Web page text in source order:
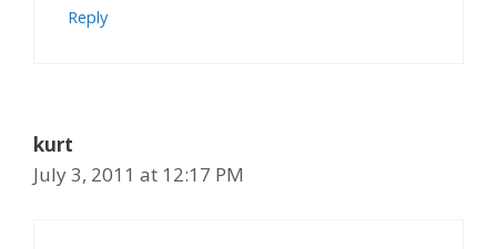
Reply
kurt
July 3, 2011 at 12:17 PM